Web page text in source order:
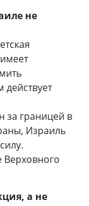
не
за границей в
Израиль
Верховного
а не